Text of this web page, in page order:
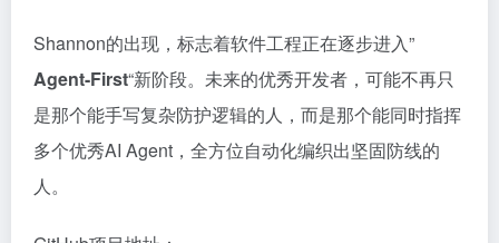
Shannon的出现，标志着软件工程正在逐步进入”
Agent-First“新阶段。未来的优秀开发者，可能不再只
是那个能手写复杂防护逻辑的人，而是那个能同时指挥
多个优秀AI Agent，全方位自动化编织出坚固防线的
人。